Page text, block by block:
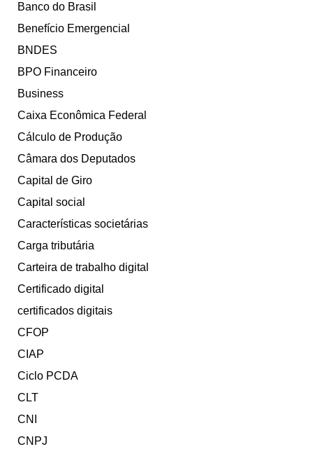
Banco do Brasil
Benefício Emergencial
BNDES
BPO Financeiro
Business
Caixa Econômica Federal
Cálculo de Produção
Câmara dos Deputados
Capital de Giro
Capital social
Características societárias
Carga tributária
Carteira de trabalho digital
Certificado digital
certificados digitais
CFOP
CIAP
Ciclo PCDA
CLT
CNI
CNPJ